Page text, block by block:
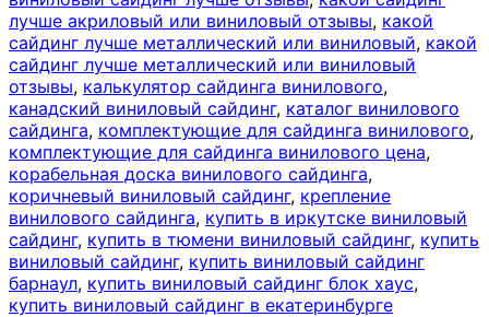
лучше акриловый или виниловый отзывы, какой
сайдинг лучше металлический или виниловый, какой
сайдинг лучше металлический или виниловый
отзывы, калькулятор сайдинга винилового,
канадский виниловый сайдинг, каталог винилового
сайдинга, комплектующие для сайдинга винилового,
комплектующие для сайдинга винилового цена,
корабельная доска винилового сайдинга,
коричневый виниловый сайдинг, крепление
винилового сайдинга, купить в иркутске виниловый
сайдинг, купить в тюмени виниловый сайдинг, купить
виниловый сайдинг, купить виниловый сайдинг
барнаул, купить виниловый сайдинг блок хаус,
купить виниловый сайдинг в екатеринбурге